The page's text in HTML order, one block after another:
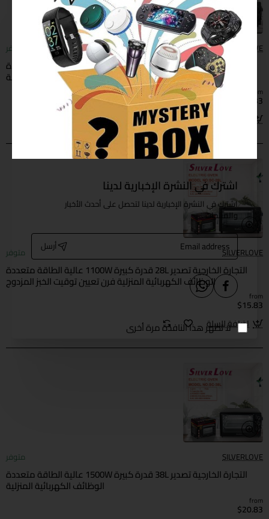
اشترك في النشرة الإخبارية لدينا
اشترك في النشرة الإخبارية لدينا لتحصل على أحدث الأخبار
والمنتجات .
Email
address أرسل
لا تظهر هذا النافذة مرة أخرى
SILVERLOVE متوفر
التجارة الخارجية تصدير 15L قدرة كبيرة 640W عالية الطاقة متعددة
الوظائف الكهربائية المنزلية فرن تعيين توقيت الخبز طبقة مزدوجة
from
$9.33
اضافة للسلة
SILVERLOVE متوفر
التجارة الخارجية تصدير 28L قدرة كبيرة 1100W عالية الطاقة متعددة
الوظائف الكهربائية المنزلية فرن تعيين توقيت الخبز المزدوج
from
$15.83
اضافة للسلة
SILVERLOVE متوفر
التجارة الخارجية تصدير 38L قدرة كبيرة 1500W عالية الطاقة متعددة
الوظائف الكهربائية المنزلية
from
$20.83